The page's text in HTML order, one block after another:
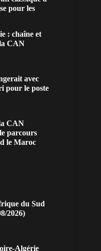
pour les
: chaîne et
CAN
avec
pour le poste
CAN
parcours
le Maroc
du Sud
2026)
Algérie